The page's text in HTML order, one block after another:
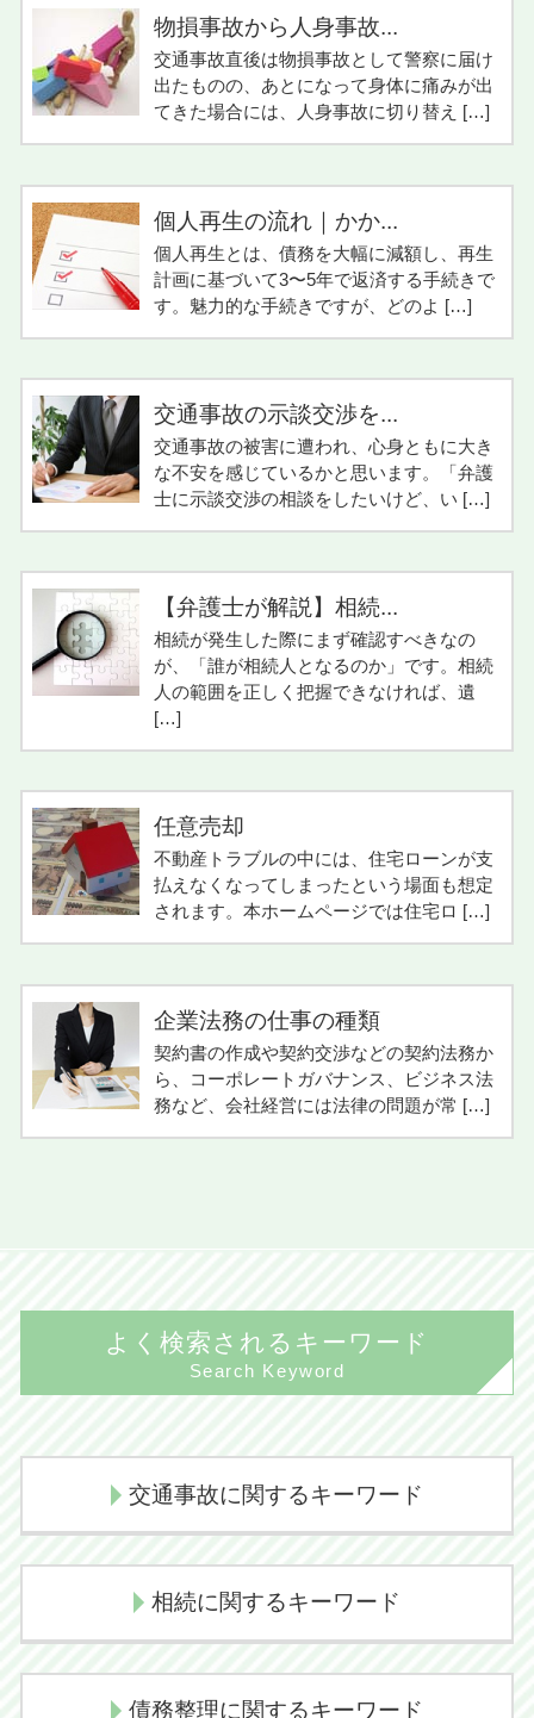
物損事故から人身事故...
交通事故直後は物損事故として警察に届け
出たものの、あとになって身体に痛みが出
てきた場合には、人身事故に切り替え […]
個人再生の流れ｜かか...
個人再生とは、債務を大幅に減額し、再生
計画に基づいて3〜5年で返済する手続きで
す。魅力的な手続きですが、どのよ […]
交通事故の示談交渉を...
交通事故の被害に遭われ、心身ともに大き
な不安を感じているかと思います。「弁護
士に示談交渉の相談をしたいけど、い […]
【弁護士が解説】相続...
相続が発生した際にまず確認すべきなの
が、「誰が相続人となるのか」です。相続
人の範囲を正しく把握できなければ、遺
[…]
任意売却
不動産トラブルの中には、住宅ローンが支
払えなくなってしまったという場面も想定
されます。本ホームページでは住宅ロ […]
企業法務の仕事の種類
契約書の作成や契約交渉などの契約法務か
ら、コーポレートガバナンス、ビジネス法
務など、会社経営には法律の問題が常 […]
よく検索されるキーワード
Search Keyword
交通事故に関するキーワード
損害賠償請求
後遺障害認定 デメリット
相続に関するキーワード
相続放棄 メリット
債務整理に関するキーワード